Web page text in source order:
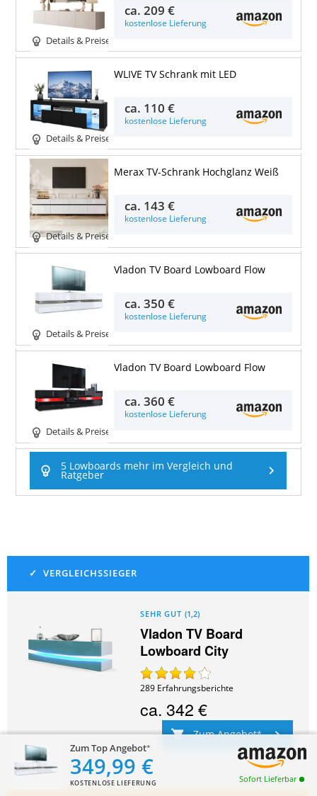
Zum Top Angebot
349,99 €
KOSTENLOSE LIEFERUNG Sofort Lieferbar
Details & Preise
ca.209 €
kostenlose Lieferung
Details & Preise
WLIVE TV Schrank mit LED
ca. 110 €
kostenlose Lieferung
Details & Preise
Merax TV-Schrank Hochglanz Weiß
ca. 143 €
kostenlose Lieferung
Details & Preise
Vladon TV Board Lowboard Flow
ca.350 €
kostenlose Lieferung
Details & Preise
Vladon TV Board Lowboard Flow
ca.360 €
kostenlose Lieferung
5 Lowboards mehr im Vergleich und
Ratgeber
SEHR GUT (1,2)
Vladon TV Board
Lowboard City
289 Erfahrungsberichte
ca.342 €
Zum Angebot